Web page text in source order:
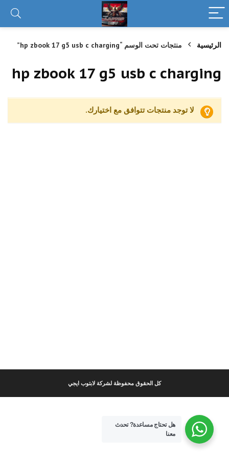
الرئيسية منتجات تحت الوسم “hp zbook 17 g5 usb c charging”
hp zbook 17 g5 usb c charging
لا توجد منتجات تتوافق مع اختيارك.
كل الحقوق محفوظة لشركة لابتوب ايجي
هل تحتاج مساعدة?تحدث
معنا